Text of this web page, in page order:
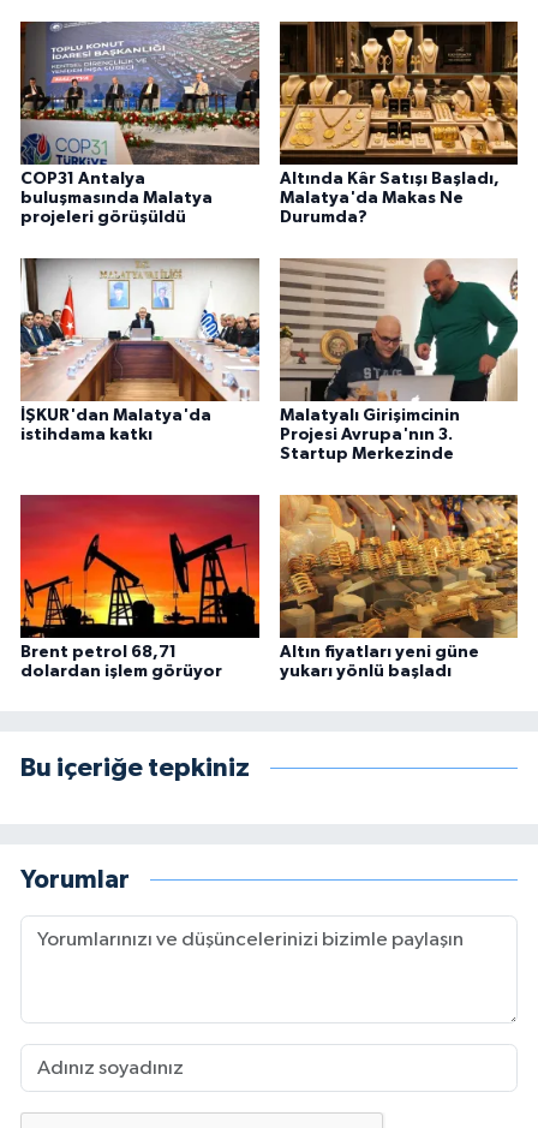
COP31 Antalya
buluşmasında Malatya
projeleri görüşüldü
Altında Kâr Satışı Başladı,
Malatya'da Makas Ne
Durumda?
İŞKUR'dan Malatya'da
istihdama katkı
Malatyalı Girişimcinin
Projesi Avrupa'nın 3.
Startup Merkezinde
Brent petrol 68,71
dolardan işlem görüyor
Altın fiyatları yeni güne
yukarı yönlü başladı
Bu içeriğe tepkiniz
Yorumlar